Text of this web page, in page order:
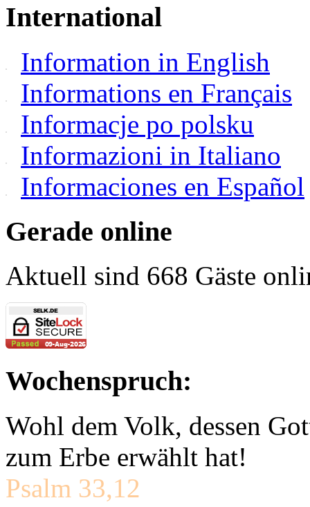
International
Information in English
Informations en Français
Informacje po polsku
Informazioni in Italiano
Informaciones en Español
Gerade online
Aktuell sind 668 Gäste
Wochenspruch:
Wohl dem Volk, dessen
zum Erbe erwählt hat!
Psalm 33,12